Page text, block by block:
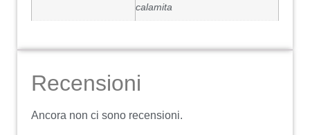
calamita
Recensioni
Ancora non ci sono recensioni.